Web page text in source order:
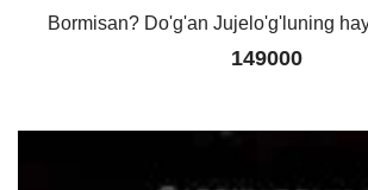
Bormisan? Do'g'an Jujelo'g'luning
149000